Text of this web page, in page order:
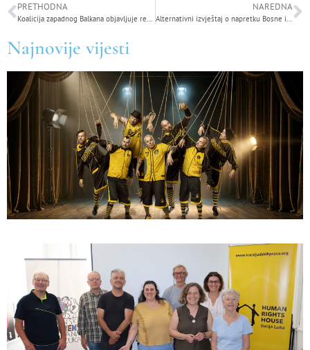
PRETHODNA
Koalicija zapadnog Balkana objavljuje regionalni izvještaj o rodno zasnovanoj diskriminaciji i radu
NAREDNA
Alternativni izvještaj o napretku Bosne i Hercegovine na putu za članstvo u Evropskoj uniji za 2021. godinu: politički kriteriji
Najnovije vijesti